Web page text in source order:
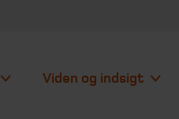
Viden og indsigt